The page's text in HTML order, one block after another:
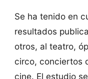
Se ha tenido en
resultados
otros, al teatro,
circo, conciertos
cine. El estudio